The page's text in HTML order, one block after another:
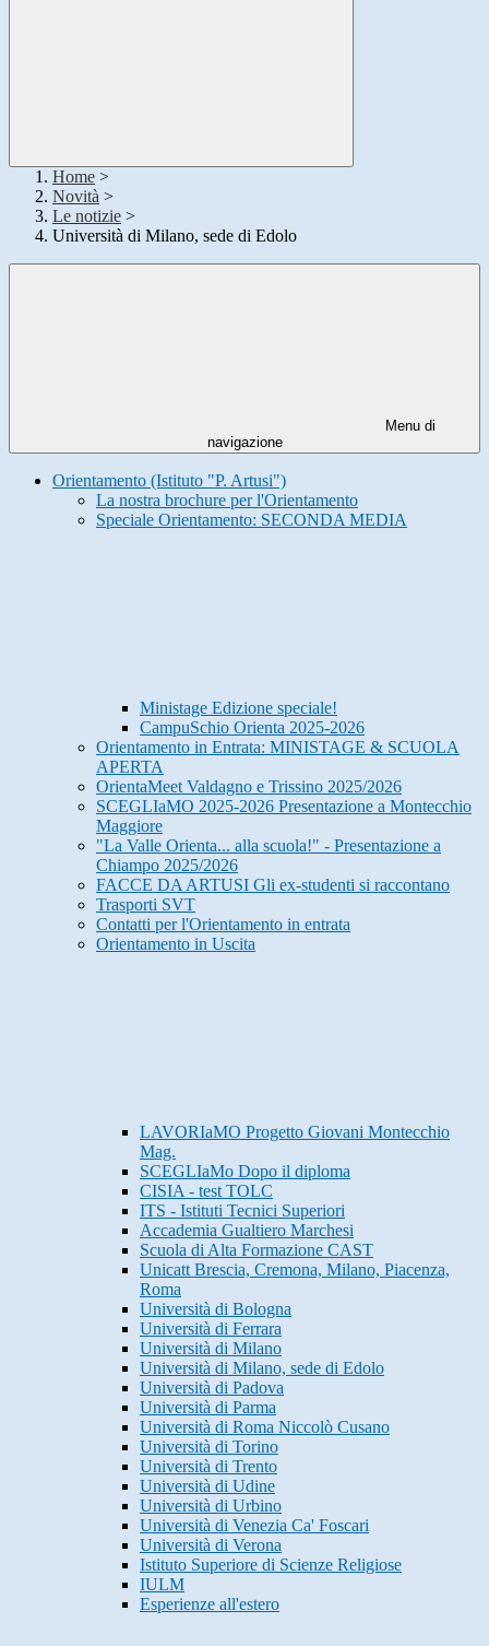
Home >
Novità >
Le notizie >
Università di Milano, sede di Edolo
Menu di
navigazione
Orientamento (Istituto "P. Artusi")
La nostra brochure per l'Orientamento
Speciale Orientamento: SECONDA MEDIA
Ministage Edizione speciale!
CampuSchio Orienta 2025-2026
Orientamento in Entrata: MINISTAGE & SCUOLA
APERTA
OrientaMeet Valdagno e Trissino 2025/2026
SCEGLIaMO 2025-2026 Presentazione a Montecchio
Maggiore
"La Valle Orienta... alla scuola!" - Presentazione a
Chiampo 2025/2026
FACCE DA ARTUSI Gli ex-studenti si raccontano
Trasporti SVT
Contatti per l'Orientamento in entrata
Orientamento in Uscita
LAVORIaMO Progetto Giovani Montecchio
Mag.
SCEGLIaMo Dopo il diploma
CISIA - test TOLC
ITS - Istituti Tecnici Superiori
Accademia Gualtiero Marchesi
Scuola di Alta Formazione CAST
Unicatt Brescia, Cremona, Milano, Piacenza,
Roma
Università di Bologna
Università di Ferrara
Università di Milano
Università di Milano, sede di Edolo
Università di Padova
Università di Parma
Università di Roma Niccolò Cusano
Università di Torino
Università di Trento
Università di Udine
Università di Urbino
Università di Venezia Ca' Foscari
Università di Verona
Istituto Superiore di Scienze Religiose
IULM
Esperienze all'estero